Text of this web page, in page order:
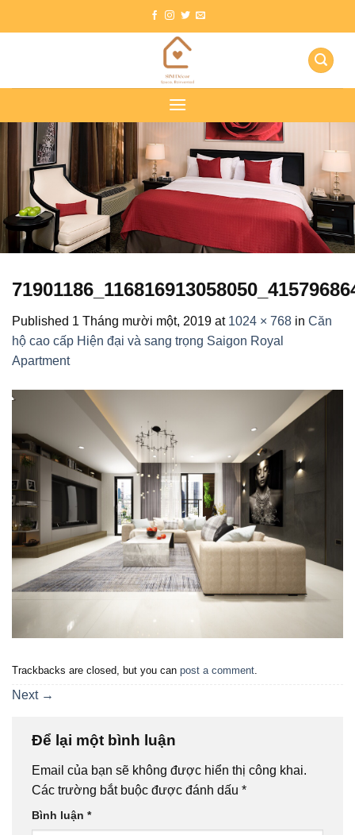
Published 1 Tháng mười một, 2019 at 1024 × 768 in Căn
hộ cao cấp Hiện đại và sang trọng Saigon Royal
Apartment
Trackbacks are closed, but you can post a comment
Next →
Để lại một bình luận
Email của bạn sẽ không được hiển thị công khai.
Các trường bắt buộc được đánh dấu *
Bình luận *